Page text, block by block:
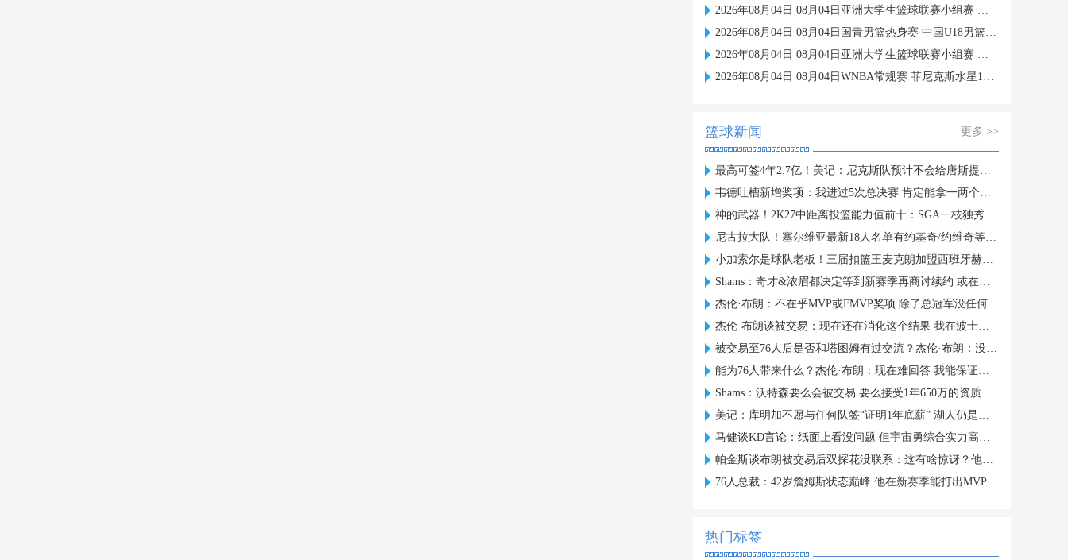
2026年08月04日 08月04日亚洲大学生篮球联赛小组赛 延世大学 82 - 83 北京大学 集锦
2026年08月04日 08月04日国青男篮热身赛 中国U18男篮 94 - 85 加拿大大卫·安篮球学院 集锦
2026年08月04日 08月04日亚洲大学生篮球联赛小组赛 早稻田大学 71 - 86 清华大学 集锦
2026年08月04日 08月04日WNBA常规赛 菲尼克斯水星106-101芝加哥天空 全场集锦
篮球新闻 更多 >>
最高可签4年2.7亿！美记：尼克斯队预计不会给唐斯提供全额顶薪
韦德吐槽新增奖项：我进过5次总决赛 肯定能拿一两个东决MVP
神的武器！2K27中距离投篮能力值前十：SGA一枝独秀 KD并列第三
尼古拉大队！塞尔维亚最新18人名单有约基奇/约维奇等7个叫尼古拉
小加索尔是球队老板！三届扣篮王麦克朗加盟西班牙赫罗纳俱乐部
Shams：奇才&浓眉都决定等到新赛季再商讨续约 或在开季20场左右
杰伦·布朗：不在乎MVP或FMVP奖项 除了总冠军没任何东西能打动我
杰伦·布朗谈被交易：现在还在消化这个结果 我在波士顿待了10年
被交易至76人后是否和塔图姆有过交流？杰伦·布朗：没怎么聊过
能为76人带来什么？杰伦·布朗：现在难回答 我能保证的是做自己
Shams：沃特森要么会被交易 要么接受1年650万的资质报价留队
美记：库明加不愿与任何队签“证明1年底薪” 湖人仍是热门下家
马健谈KD言论：纸面上看没问题 但宇宙勇综合实力高目前76人一档
帕金斯谈布朗被交易后双探花没联系：这有啥惊讶？他们场外没私交
76人总裁：42岁詹姆斯状态巅峰 他在新赛季能打出MVP级别的表现
热门标签